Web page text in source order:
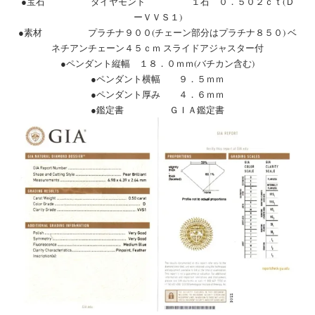
ーＶＶＳ１)
●素材 プラチナ９００(チェーン部分はプラチナ８５０) ベ
ネチアンチェーン４５ｃｍ スライドアジャスター付
●ペンダント縦幅 １８．０ｍｍ(バチカン含む)
●ペンダント横幅 ９．５ｍｍ
●ペンダント厚み ４．６ｍｍ
●鑑定書 ＧＩＡ鑑定書